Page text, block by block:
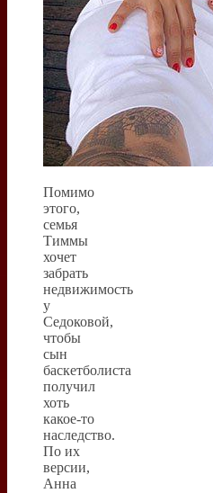
Помимо
этого,
семья
Тиммы
хочет
забрать
недвижимость
у
Седоковой,
чтобы
сын
баскетболиста
получил
хоть
какое-то
наследство.
По их
версии,
Анна